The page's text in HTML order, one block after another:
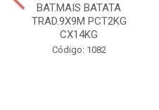
BAT.MAIS BATATA
TRAD.9X9M PCT2KG
CX14KG
Código: 1082